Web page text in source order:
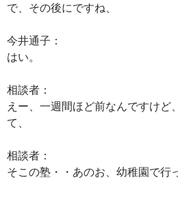
で、その後にですね、
今井通子：
はい。
相談者：
えー、一週間ほど前なんですけど
て、
相談者：
そこの塾・・あのお、幼稚園で行